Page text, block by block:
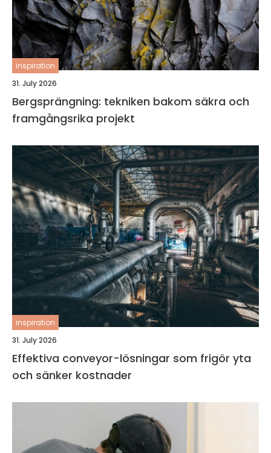
inspiration
31. July 2026
Bergsprängning: tekniken bakom säkra och
framgångsrika projekt
inspiration
31. July 2026
Effektiva conveyor-lösningar som frigör yta
och sänker kostnader